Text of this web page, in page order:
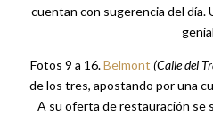
cuentan con sugerencia del día.
Fotos 9 a 16.Belmont (Calle del
de los tres, apostando por una
A su oferta de restauración se